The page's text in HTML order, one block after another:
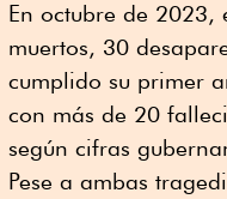
En octubre de 2023,
muertos, 30
cumplido su primer
con más de 20
según cifras
Pese a ambas